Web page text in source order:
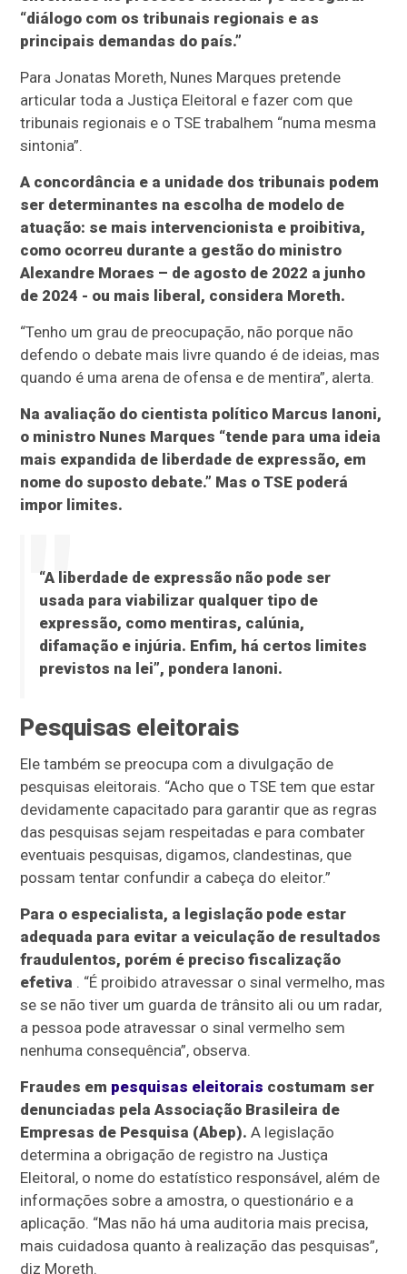
“diálogo com os tribunais regionais e as
principais demandas do país.”
Para Jonatas Moreth, Nunes Marques pretende
articular toda a Justiça Eleitoral e fazer com que
tribunais regionais e o TSE trabalhem “numa mesma
sintonia”.
A concordância e a unidade dos tribunais podem
ser determinantes na escolha de modelo de
atuação: se mais intervencionista e proibitiva,
como ocorreu durante a gestão do ministro
Alexandre Moraes – de agosto de 2022 a junho
de 2024 - ou mais liberal, considera Moreth.
“Tenho um grau de preocupação, não porque não
defendo o debate mais livre quando é de ideias, mas
quando é uma arena de ofensa e de mentira”, alerta.
Na avaliação do cientista político Marcus Ianoni,
o ministro Nunes Marques “tende para uma ideia
mais expandida de liberdade de expressão, em
nome do suposto debate.” Mas o TSE poderá
impor limites.
“A liberdade de expressão não pode ser
usada para viabilizar qualquer tipo de
expressão, como mentiras, calúnia,
difamação e injúria. Enfim, há certos limites
previstos na lei”, pondera Ianoni.
Pesquisas eleitorais
Ele também se preocupa com a divulgação de
pesquisas eleitorais. “Acho que o TSE tem que estar
devidamente capacitado para garantir que as regras
das pesquisas sejam respeitadas e para combater
eventuais pesquisas, digamos, clandestinas, que
possam tentar confundir a cabeça do eleitor.”
Para o especialista, a legislação pode estar
adequada para evitar a veiculação de resultados
fraudulentos, porém é preciso fiscalização
efetiva . “É proibido atravessar o sinal vermelho, mas
se se não tiver um guarda de trânsito ali ou um radar,
a pessoa pode atravessar o sinal vermelho sem
nenhuma consequência”, observa.
Fraudes em pesquisas eleitorais costumam ser
denunciadas pela Associação Brasileira de
Empresas de Pesquisa (Abep). A legislação
determina a obrigação de registro na Justiça
Eleitoral, o nome do estatístico responsável, além de
informações sobre a amostra, o questionário e a
aplicação. “Mas não há uma auditoria mais precisa,
mais cuidadosa quanto à realização das pesquisas”,
diz Moreth.